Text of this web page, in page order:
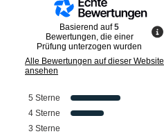
Basierend auf5
Bewertungen, die einer
Prüfung unterzogen wurden
Alle Bewertungen auf dieser Website
ansehen
5 Sterne
4 Sterne
3 Sterne